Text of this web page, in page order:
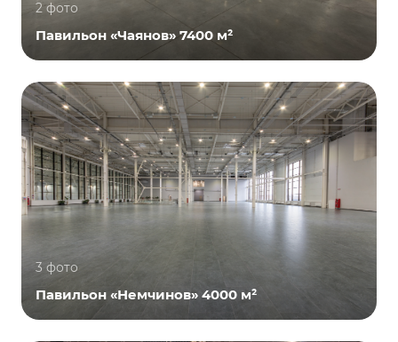
2 фото
Павильон «Чаянов» 7400 м²
3 фото
Павильон «Немчинов» 4000 м²